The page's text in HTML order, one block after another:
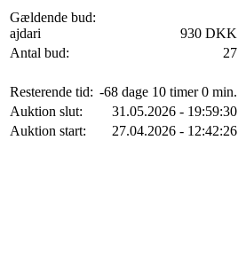
Gældende bud:
ajdari
930 DKK
Antal bud:
27
Resterende tid: -68 dage 10 timer 0 min.
Auktion slut:
31.05.2026 - 19:59:30
Auktion start:
27.04.2026 - 12:42:26